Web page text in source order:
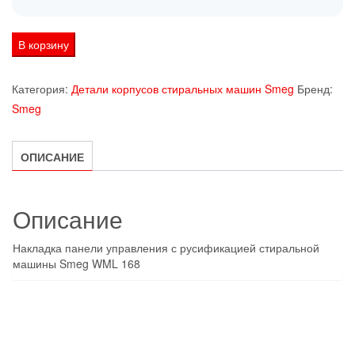
Количество
товара
панели
управления
с
русификацией
Smeg
168
В корзину
Категория: Детали корпусов стиральных машин Smeg Бренд:
Smeg
ОПИСАНИЕ
Описание
Накладка панели управления с русификацией стиральной
машины Smeg WML 168